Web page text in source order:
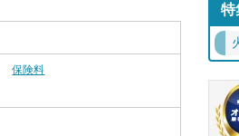
保険料
特